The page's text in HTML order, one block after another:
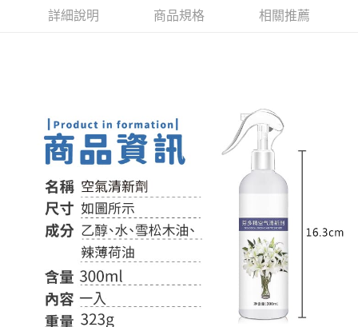
後付繳納相關費用。
※ 交易是否成功請以「AFTEE先享後付 」之結帳頁面顯示為準，若有關於
易，需依本服務之必要範圍內提供個人資料，並將交易相關給付款項請求債
權轉讓予恩沛科技股份有限公司。
２．關於個人資料處理事宜，請瀏覽以下網址：
https://aftee.tw/terms/#terms3
３．未成年的使用者請事先徵得法定代理人或監護人之同意方可使用
「AFTEE先享後付」，若未經同意申辦者引起之損失，本公司不負相關責
４．使用「AFTEE先享後付」時，將依據個別帳號之用戶狀況，依本公司即
時審查核予不同之上限額度；若仍有額度不足之情形，本公司將視審查結果
請求用戶進行身份認證。
５．嚴禁一人註冊多個帳號或使用他人資訊註冊。若發現惡意使用之情形，
恩沛科技股份有限公司將有權停止該用戶之使用額度並採取法律行動。
付款後7-11取貨
詳細說明 商品規格 相關推薦